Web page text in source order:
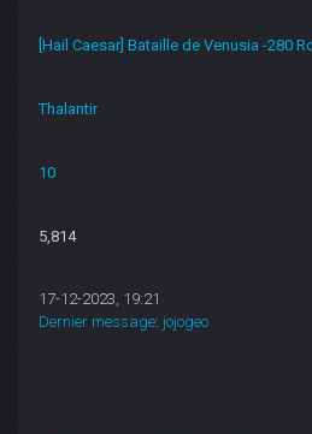
[Hail Caesar] Bataille de Venusia -280
Thalantir
10
5,814
17-12-2023, 19:21
Dernier message: jojogeo